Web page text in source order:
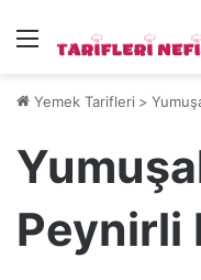
Menü
Yemek Tarifleri >
Peynirli